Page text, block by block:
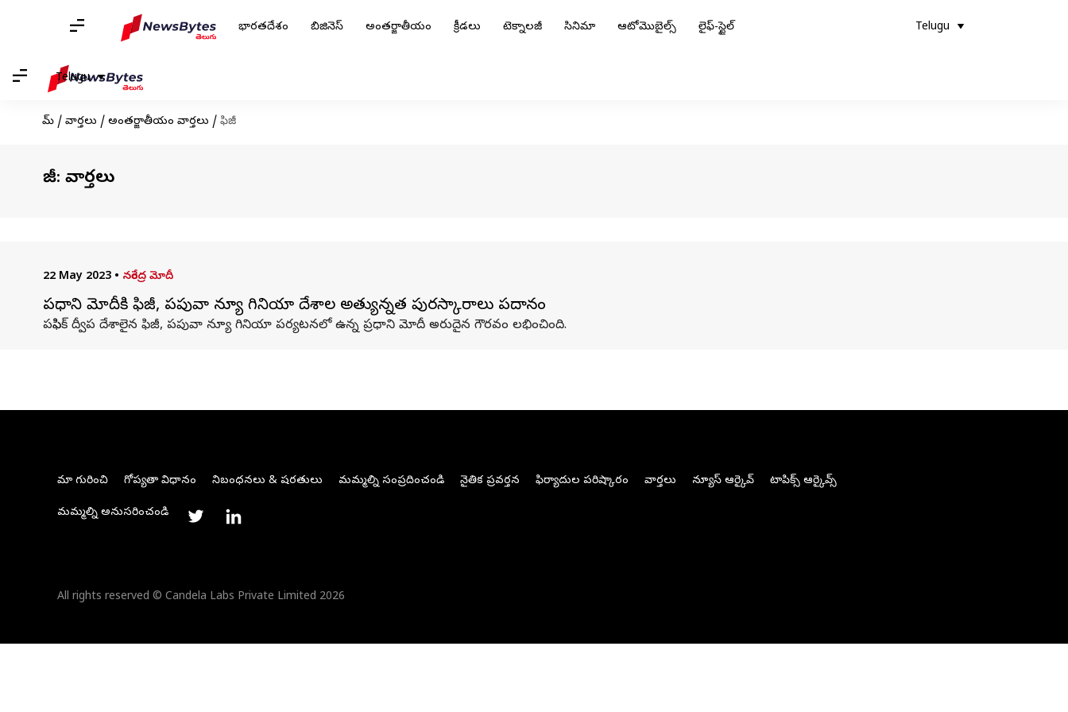
భారతదేశం బిజినెస్ అంతర్జాతీయం క్రీడలు టెక్నాలజీ సినిమా ఆటోమొబైల్స్ లైఫ్-స్టైల్ Telugu
Telugu
హోమ్ / వార్తలు / అంతర్జాతీయం వార్తలు / ఫిజీ
ఫిజీ: వార్తలు
22 May 2023 • నరేంద్ర మోదీ
ప్రధాని మోదీకి ఫిజీ, పపువా న్యూ గినియా దేశాల అత్యున్నత పురస్కారాలు ప్రదానం
పసిఫిక్ ద్వీప దేశాలైన ఫిజీ, పపువా న్యూ గినియా పర్యటనలో ఉన్న ప్రధాని మోదీ అరుదైన గౌరవం లభించింది.
మా గురించి గోప్యతా విధానం నిబంధనలు & షరతులు మమ్మల్ని సంప్రదించండి నైతిక ప్రవర్తన ఫిర్యాదుల పరిష్కారం వార్తలు న్యూస్ ఆర్కైవ్ టాపిక్స్ ఆర్కైవ్స్
మమ్మల్ని అనుసరించండి
All rights reserved © Candela Labs Private Limited 2026